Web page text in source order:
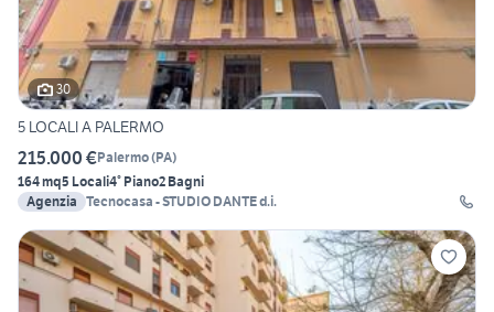
30
5 LOCALI A PALERMO
215.000 €Palermo(PA)
164 mq5 Locali4° Piano2 Bagni
Agenzia Tecnocasa - STUDIO DANTE d.i.